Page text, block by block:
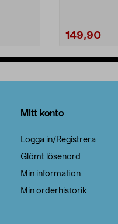
149,90
Mitt konto
Logga in/Registrera
Glömt lösenord
Min information
Min orderhistorik